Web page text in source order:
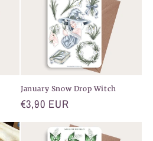
January Snow Drop Witch
Normaler
€3,90 EUR